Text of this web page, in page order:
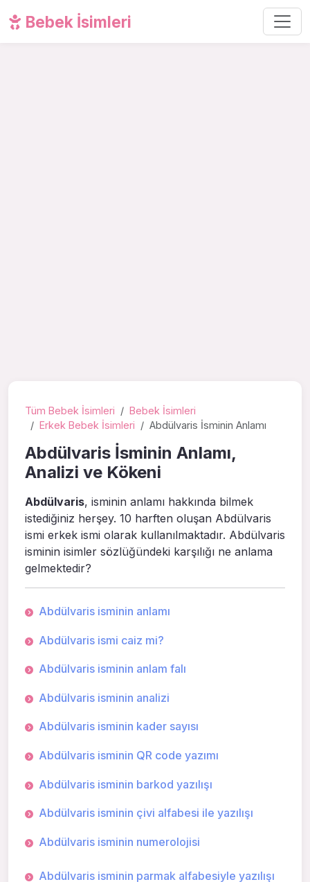
Bebek İsimleri
Tüm Bebek İsimleri
Bebek İsimleri
Erkek Bebek İsimleri
Abdülvaris İsminin Anlamı
Abdülvaris İsminin Anlamı,
Analizi ve Kökeni
Abdülvaris, isminin anlamı hakkında bilmek
istediğiniz herşey. 10 harften oluşan Abdülvaris
ismi erkek ismi olarak kullanılmaktadır. Abdülvaris
isminin isimler sözlüğündeki karşılığı ne anlama
gelmektedir?
Abdülvaris isminin anlamı
Abdülvaris ismi caiz mi?
Abdülvaris isminin anlam falı
Abdülvaris isminin analizi
Abdülvaris isminin kader sayısı
Abdülvaris isminin QR code yazımı
Abdülvaris isminin barkod yazılışı
Abdülvaris isminin çivi alfabesi ile yazılışı
Abdülvaris isminin numerolojisi
Abdülvaris isminin parmak alfabesiyle yazılışı